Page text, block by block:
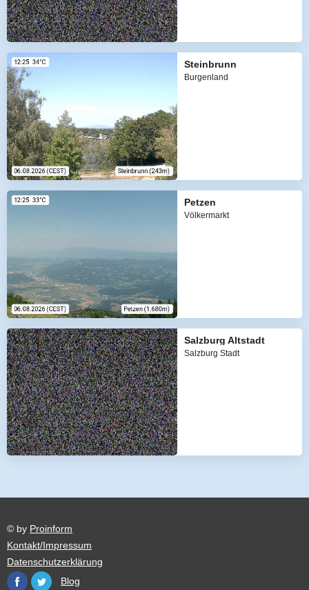
Steinbrunn
Burgenland
Petzen
Völkermarkt
Salzburg Altstadt
Salzburg Stadt
© by Proinform
Kontakt/Impressum
Datenschutzerklärung
Blog